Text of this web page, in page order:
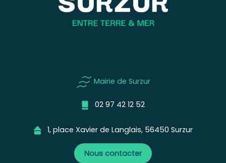
Mairie de Surzur
02 97 42 12 52
1, place Xavier de Langlais, 56450 Surzur
Nous contacter